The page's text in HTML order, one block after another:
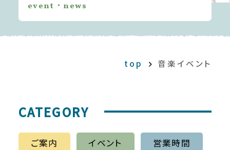
event・news
top 音楽イベント
CATEGORY
ご案内 イベント 営業時間